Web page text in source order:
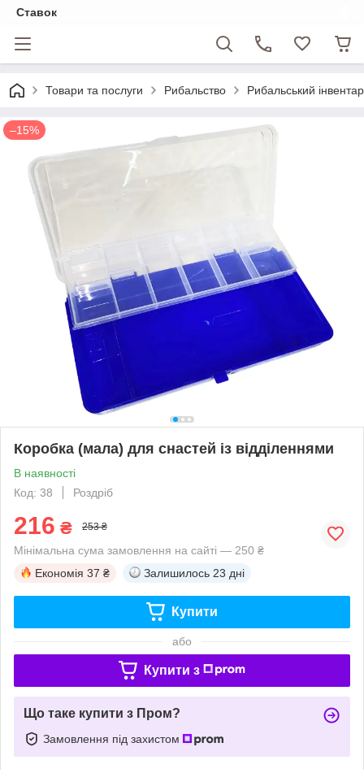
Ставок
Товари та послуги Рибальство Рибальський інвентар
–15%
Коробка (мала) для снастей із відділеннями
В наявності
Код: 38
Роздріб
216 ₴ 253 ₴
Мінімальна сума замовлення на сайті — 250 ₴
Економія 37 ₴ Залишилось 23 дні
Купити
або
Купити з
Що таке купити з Пром?
Замовлення під захистом